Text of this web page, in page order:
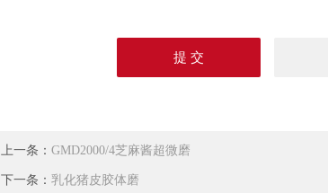
上一条：GMD2000/4芝麻酱超微磨
下一条：乳化猪皮胶体磨